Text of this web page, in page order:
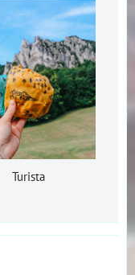
Turista